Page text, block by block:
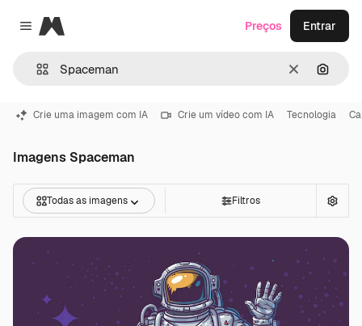
Close menu
Magnific
Limpar
Preços Entrar
Crie uma imagem com IA Crie um vídeo com IA Tecnologia
Imagens Spaceman
Todas as imagens Filtros